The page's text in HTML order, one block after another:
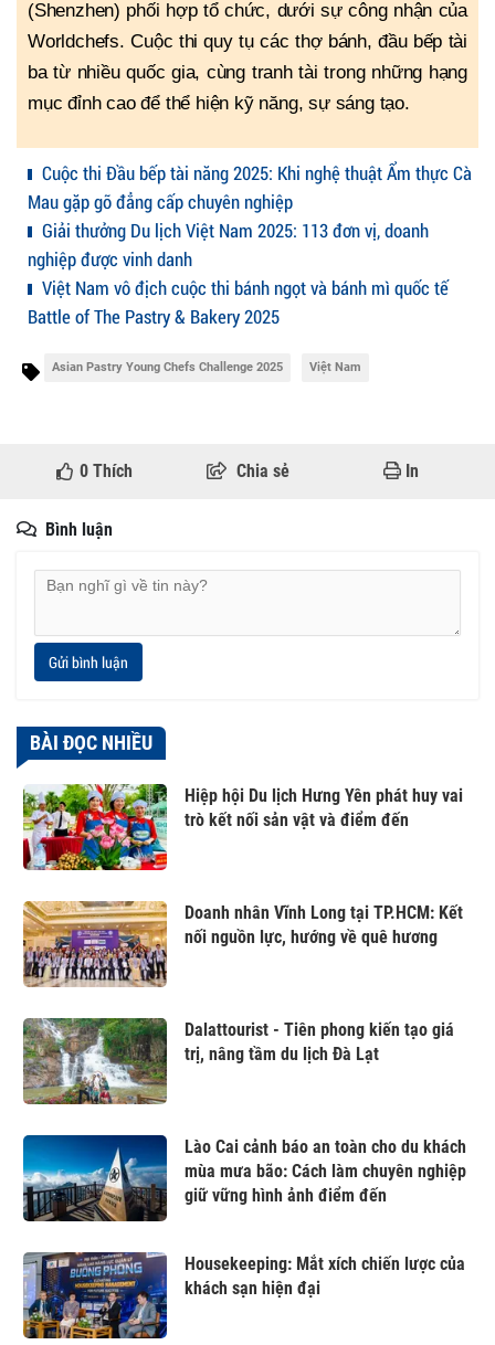
(Shenzhen) phối hợp tổ chức, dưới sự công nhận của
Worldchefs. Cuộc thi quy tụ các thợ bánh, đầu bếp tài
ba từ nhiều quốc gia, cùng tranh tài trong những hạng
mục đỉnh cao để thể hiện kỹ năng, sự sáng tạo.
Cuộc thi Đầu bếp tài năng 2025: Khi nghệ thuật Ẩm thực Cà
Mau gặp gỡ đẳng cấp chuyên nghiệp
Giải thưởng Du lịch Việt Nam 2025: 113 đơn vị, doanh
nghiệp được vinh danh
Việt Nam vô địch cuộc thi bánh ngọt và bánh mì quốc tế
Battle of The Pastry & Bakery 2025
Asian Pastry Young Chefs Challenge 2025 Việt Nam
0Thích Chia sẻ In
Bình luận
Gửi bình luận
BÀI ĐỌC NHIỀU
Hiệp hội Du lịch Hưng Yên phát huy vai
trò kết nối sản vật và điểm đến
Doanh nhân Vĩnh Long tại TP.HCM: Kết
nối nguồn lực, hướng về quê hương
Dalattourist - Tiên phong kiến tạo giá
trị, nâng tầm du lịch Đà Lạt
Lào Cai cảnh báo an toàn cho du khách
mùa mưa bão: Cách làm chuyên nghiệp
giữ vững hình ảnh điểm đến
Housekeeping: Mắt xích chiến lược của
khách sạn hiện đại